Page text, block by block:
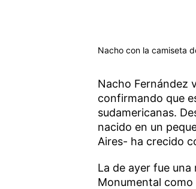
Nacho con la camiseta
Nacho Fernández
confirmando que
sudamericanas.
nacido en un
Aires- ha crecido
La de ayer fue
Monumental